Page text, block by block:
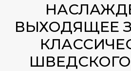
ВЫХОДЯЩЕЕ